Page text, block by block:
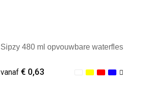
Sipzy 480 ml opvouwbare waterfles
vanaf€ 0,63